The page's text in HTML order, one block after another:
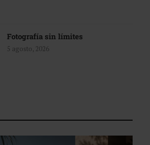
Fotografía sin límites
5 agosto, 2026